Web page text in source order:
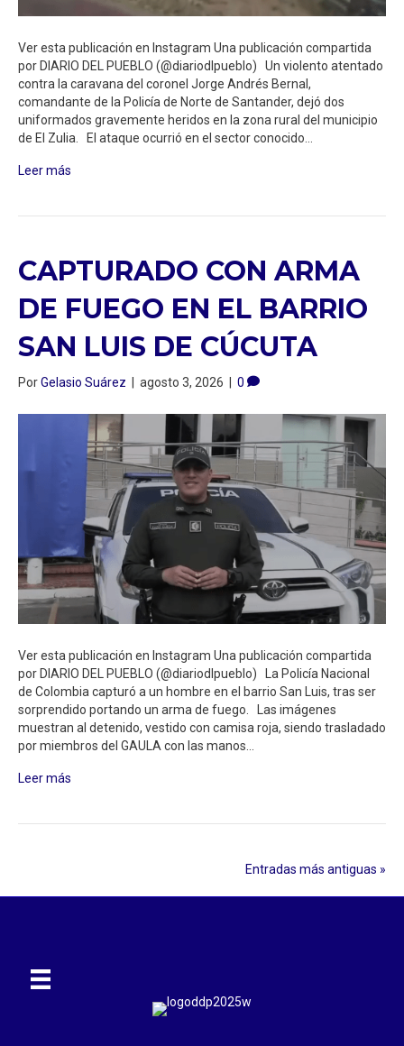
Ver esta publicación en Instagram Una publicación compartida
por DIARIO DEL PUEBLO (@diariodlpueblo) Un violento atentado
contra la caravana del coronel Jorge Andrés Bernal,
comandante de la Policía de Norte de Santander, dejó dos
uniformados gravemente heridos en la zona rural del municipio
de El Zulia. El ataque ocurrió en el sector conocido…
Leer más
CAPTURADO CON ARMA
DE FUEGO EN EL BARRIO
SAN LUIS DE CÚCUTA
PorGelasio Suárez agosto 3, 2026 0
Ver esta publicación en Instagram Una publicación compartida
por DIARIO DEL PUEBLO (@diariodlpueblo) La Policía Nacional
de Colombia capturó a un hombre en el barrio San Luis, tras ser
sorprendido portando un arma de fuego. Las imágenes
muestran al detenido, vestido con camisa roja, siendo trasladado
por miembros del GAULA con las manos…
Leer más
Entradas más antiguas »